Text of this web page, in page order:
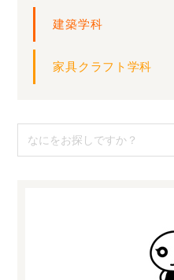
建築学科
家具クラフト学科